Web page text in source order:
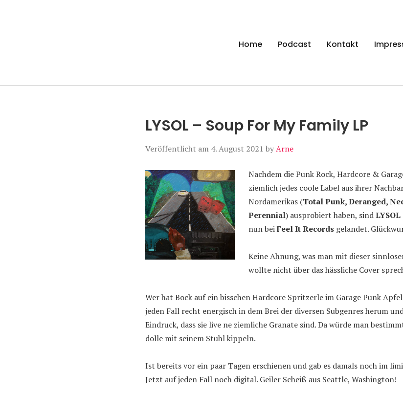
Manierenversagen
Home Podcast Kontakt
LYSOL – Soup For My Family LP
Veröffentlicht am 4. August 2021 byArne
Nachdem die Punk Rock, Hardcore &
ziemlich jedes coole Label aus ihrer
Nordamerikas (Total Punk, Deranged,
Perennial) ausprobiert haben, sindLYSOL
nun beiFeel It Records gelandet.
Keine Ahnung, was man mit dieser
wollte nicht über das hässliche Cover
Wer hat Bock auf ein bisschen Hardcore Spritzerle im Garage Punk
jeden Fall recht energisch in dem Brei der diversen Subgenres herum
Eindruck, dass sie live ne ziemliche Granate sind. Da würde man
dolle mit seinem Stuhl kippeln.
Ist bereits vor ein paar Tagen erschienen und gab es damals noch im
Jetzt auf jeden Fall noch digital. Geiler Scheiß aus Seattle, Washington!